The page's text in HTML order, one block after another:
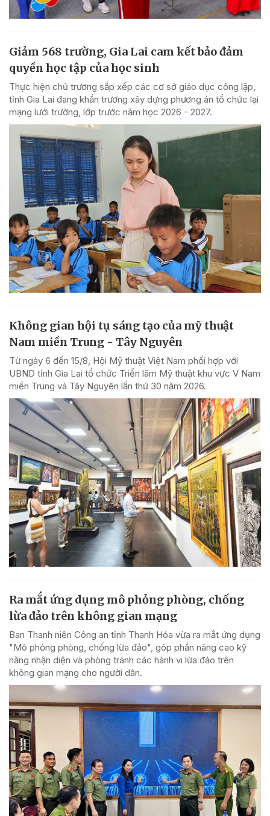
Giảm 568 trường, Gia Lai cam kết bảo đảm
quyền học tập của học sinh
Thực hiện chủ trương sắp xếp các cơ sở giáo dục công lập,
tỉnh Gia Lai đang khẩn trương xây dựng phương án tổ chức lại
mạng lưới trường, lớp trước năm học 2026 - 2027.
Không gian hội tụ sáng tạo của mỹ thuật
Nam miền Trung - Tây Nguyên
Từ ngày 6 đến 15/8, Hội Mỹ thuật Việt Nam phối hợp với
UBND tỉnh Gia Lai tổ chức Triển lãm Mỹ thuật khu vực V Nam
miền Trung và Tây Nguyên lần thứ 30 năm 2026.
Ra mắt ứng dụng mô phỏng phòng, chống
lừa đảo trên không gian mạng
Ban Thanh niên Công an tỉnh Thanh Hóa vừa ra mắt ứng dụng
"Mô phỏng phòng, chống lừa đảo", góp phần nâng cao kỹ
năng nhận diện và phòng tránh các hành vi lừa đảo trên
không gian mạng cho người dân.